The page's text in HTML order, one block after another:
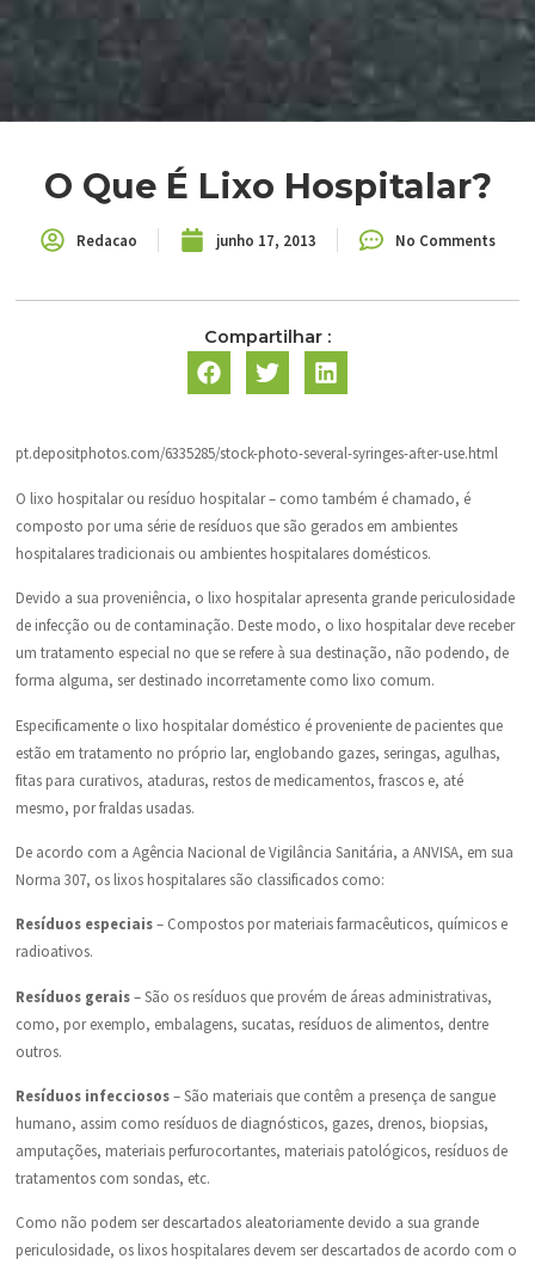
O Que É Lixo Hospitalar?
Redacao junho 17, 2013 No Comments
Compartilhar :
pt.depositphotos.com/6335285/stock-photo-several-syringes-after-use.html
O lixo hospitalar ou resíduo hospitalar – como também é chamado, é
composto por uma série de resíduos que são gerados em ambientes
hospitalares tradicionais ou ambientes hospitalares domésticos.
Devido a sua proveniência, o lixo hospitalar apresenta grande periculosidade
de infecção ou de contaminação. Deste modo, o lixo hospitalar deve receber
um tratamento especial no que se refere à sua destinação, não podendo, de
forma alguma, ser destinado incorretamente como lixo comum.
Especificamente o lixo hospitalar doméstico é proveniente de pacientes que
estão em tratamento no próprio lar, englobando gazes, seringas, agulhas,
fitas para curativos, ataduras, restos de medicamentos, frascos e, até
mesmo, por fraldas usadas.
De acordo com a Agência Nacional de Vigilância Sanitária, a ANVISA, em sua
Norma 307, os lixos hospitalares são classificados como:
Resíduos especiais– Compostos por materiais farmacêuticos, químicos e
radioativos.
Resíduos gerais– São os resíduos que provém de áreas administrativas,
como, por exemplo, embalagens, sucatas, resíduos de alimentos, dentre
outros.
Resíduos infecciosos– São materiais que contêm a presença de sangue
humano, assim como resíduos de diagnósticos, gazes, drenos, biopsias,
amputações, materiais perfurocortantes, materiais patológicos, resíduos de
tratamentos com sondas, etc.
Como não podem ser descartados aleatoriamente devido a sua grande
periculosidade, os lixos hospitalares devem ser descartados de acordo com o